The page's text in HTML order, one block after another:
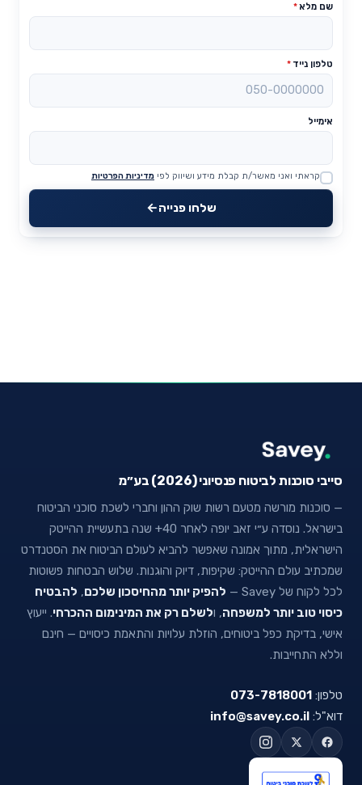
שם מלא*
טלפון נייד *
אימייל
Website
קראתי ואני מאשר/ת קבלת מידע ושיווק לפי מדיניות הפרטיות
שלחו פנייה
סייבי סוכנות לביטוח פנסיוני (2026) בע״מ
— סוכנות מורשה מטעם רשות שוק ההון וחברי לשכת סוכני הביטוח
בישראל. נוסדה ע״י זאב יופה לאחר 40+ שנה בתעשיית ההייטק
הישראלית, מתוך אמונה שאפשר להביא לעולם הביטוח את הסטנדרט
שמכתיב עולם ההייטק: שקיפות, דיוק והוגנות. שלוש הבטחות פשוטות
לכל לקוח של Savey —
להפיק יותר מהחיסכון שלכם, להבטיח
כיסוי טוב יותר למשפחה, ולשלם רק את המינימום ההכרחי. ייעוץ
אישי, בדיקת כפל ביטוחים, הוזלת עלויות והתאמת כיסויים — חינם
וללא התחייבות.
טלפון: 073-7818001
דוא"ל: info@savey.co.il